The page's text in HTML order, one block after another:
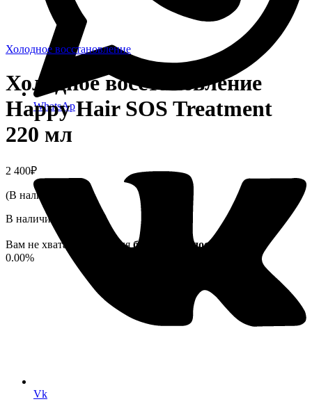
WhatsAp
Vk
Холодное восстановление
Холодное восстановление
Happy Hair SOS Treatment
220 мл
2 400₽
(В наличии)
В наличии
Вам не хватает длябесплатной доставки!
0.00%